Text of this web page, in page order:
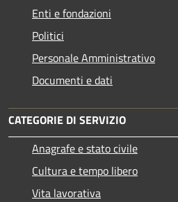
Enti e fondazioni
Politici
Personale Amministrativo
Documenti e dati
CATEGORIE DI SERVIZIO
Anagrafe e stato civile
Cultura e tempo libero
Vita lavorativa